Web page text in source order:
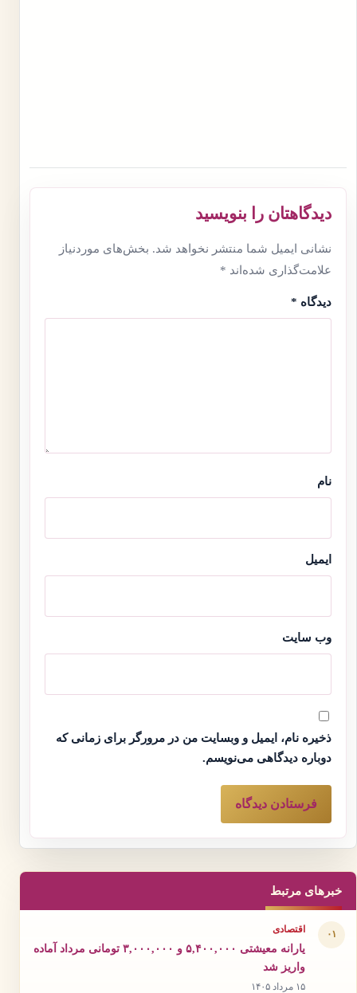
دیدگاهتان را بنویسید
نشانی ایمیل شما منتشر نخواهد شد. بخش‌های موردنیاز
علامت‌گذاری شده‌اند *
دیدگاه *
نام
ایمیل
وب‌ سایت
ذخیره نام، ایمیل و وبسایت من در مرورگر برای زمانی که
دوباره دیدگاهی می‌نویسم.
خبرهای مرتبط
۰۱ اقتصادی
یارانه معیشتی ۵,۴۰۰,۰۰۰ و ۳,۰۰۰,۰۰۰ تومانی مرداد آماده
واریز شد
۱۵ مرداد ۱۴۰۵